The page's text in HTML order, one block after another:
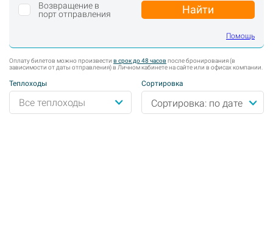
Возвращение в
порт отправления
Найти
Помощь
Оплату билетов можно произвести в срок до 48 часовпосле бронирования (в
зависимости от даты отправления) в Личном кабинете на сайте или в офисах компании.
Теплоходы Сортировка
Сортировка: по дате